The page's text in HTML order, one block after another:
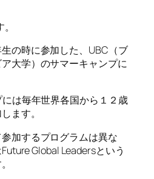
の時に参加した、UBC（ブ
大学）のサマーキャンプに
は毎年世界各国から１２歳
ます。
加するプログラムは異な
Global Leadersという